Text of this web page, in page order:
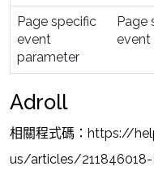
Page specific
event
parameter
Page
event
Adroll
相關程式碼：https://
us/articles/